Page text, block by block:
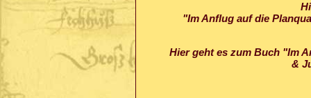
"Im Anflug auf die
Hier geht es zum Buch "Im
&